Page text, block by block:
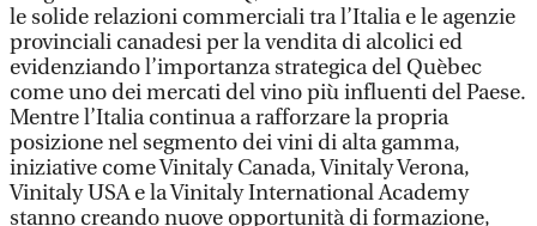
le solide relazioni commerciali tra l’Italia e le agenzie
provinciali canadesi per la vendita di alcolici ed
evidenziando l’importanza strategica del Quèbec
come uno dei mercati del vino più influenti del Paese.
Mentre l’Italia continua a rafforzare la propria
posizione nel segmento dei vini di alta gamma,
iniziative come Vinitaly Canada, Vinitaly Verona,
Vinitaly USA e la Vinitaly International Academy
stanno creando nuove opportunità di formazione,